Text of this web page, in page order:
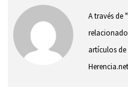
A través de
artículos
Herencia.net